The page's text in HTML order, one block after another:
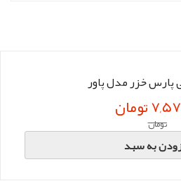
پارس خزر مدل پاور
تومان
تومان
به سبد